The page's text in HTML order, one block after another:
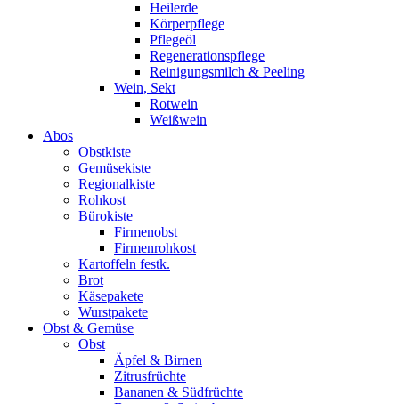
Heilerde
Körperpflege
Pflegeöl
Regenerationspflege
Reinigungsmilch & Peeling
Wein, Sekt
Rotwein
Weißwein
Abos
Obstkiste
Gemüsekiste
Regionalkiste
Rohkost
Bürokiste
Firmenobst
Firmenrohkost
Kartoffeln festk.
Brot
Käsepakete
Wurstpakete
Obst & Gemüse
Obst
Äpfel & Birnen
Zitrusfrüchte
Bananen & Südfrüchte